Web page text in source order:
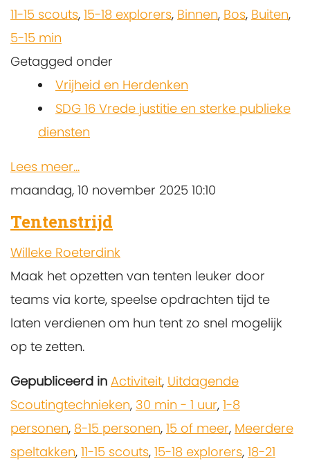
11-15 scouts, 15-18 explorers, Binnen, Bos, Buiten,
5-15 min
Getagged onder
Vrijheid en Herdenken
SDG 16 Vrede justitie en sterke publieke
diensten
Lees meer...
maandag, 10 november 2025 10:10
Tentenstrijd
Willeke Roeterdink
Maak het opzetten van tenten leuker door
teams via korte, speelse opdrachten tijd te
laten verdienen om hun tent zo snel mogelijk
op te zetten.
Gepubliceerd in Activiteit, Uitdagende
Scoutingtechnieken, 30 min - 1 uur, 1-8
personen, 8-15 personen, 15 of meer, Meerdere
speltakken, 11-15 scouts, 15-18 explorers, 18-21